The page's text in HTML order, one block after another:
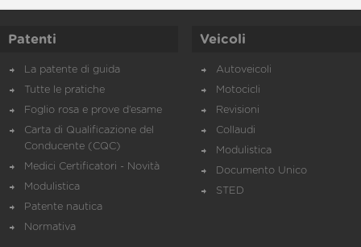
Patenti
La patente di guida
Tutte le pratiche
Foglio rosa e prove d’esame
Carta di Qualificazione del
Conducente (CQC)
Medici Certificatori - Novità
Modulistica
Patente nautica
Normativa
Veicoli
Autoveicoli
Motocicli
Revisioni
Collaudi
Modulistica
Documento Unico
STED